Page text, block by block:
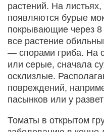
растений. На листьях,
появляются бурые
покрывающие через 8
все растение
— спорами гриба. На
или серые, сначала
осклизлые.
повреждений,
пасынков или у
Томаты в открытом